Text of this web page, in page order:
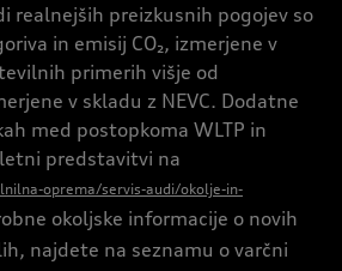
realnejših preizkusnih pogojev so
in emisij CO₂, izmerjene v
primerih višje od
v skladu z NEVC. Dodatne
med postopkoma WLTP in
predstavitvi na
oprema/servis-audi/okolje-in-
okoljske informacije o novih
najdete na seznamu o varčni